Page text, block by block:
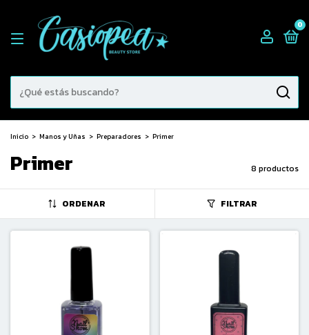
0
Inicio > Manos y Uñas > Preparadores > Primer
Primer 8 productos
ORDENAR FILTRAR